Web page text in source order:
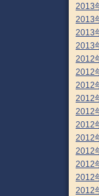
2013
2013
2013
2013
2012
2012
2012
2012
2012
2012
2012
2012
2012
2012
2012